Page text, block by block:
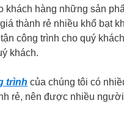
khách hàng những sản
thành rẻ nhiều khổ bạt
công trình cho quý
khách.
trình của chúng tôi có
rẻ, nên được nhiều